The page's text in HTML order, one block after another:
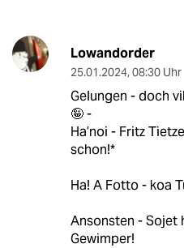
Lowandorder
25.01.2024, 08:30 Uhr
Gelungen - doch
🤪 -
Ha’noi - Fritz
schon!*
Ha! A Fotto - koa
Ansonsten -
Gewimper!